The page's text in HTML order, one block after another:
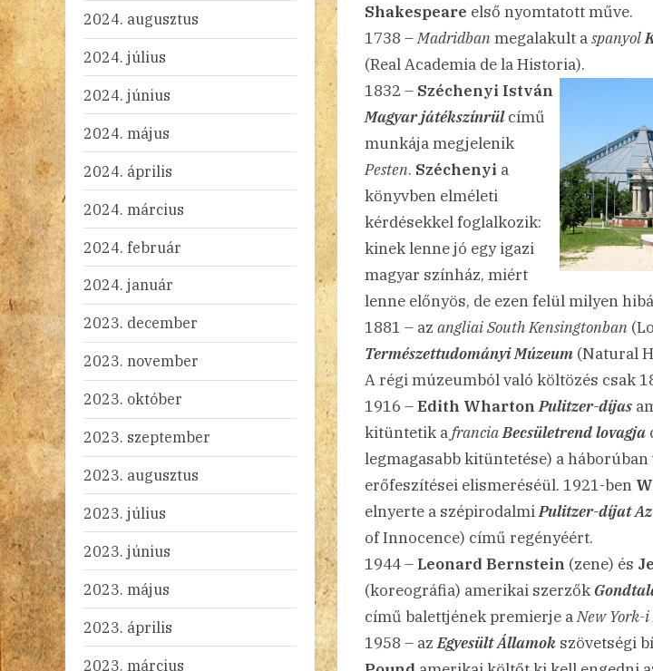
Shakespeare első nyomtatott műve.
1738 –Madridbanmegalakult aspanyol
(Real Academia de la Historia).
1832 – Széchenyi István
Magyar játékszínrülcímű
munkája megjelenik
Pesten. Széchenyi a
könyvben elméleti
kérdésekkel foglalkozik:
kinek lenne jó egy igazi
magyar színház, miért
lenne előnyös, de ezen felül milyen
1881 – az angliaiSouth Kensingtonban
Természettudományi Múzeum (Natural
A régi múzeumból való költözés csak
1916 –Edith Wharton Pulitzer-díjas
kitüntetik afranciaBecsületrend lovagja
legmagasabb kitüntetése) a háborúban
erőfeszítései elismeréséül. 1921-ben
elnyerte a szépirodalmiPulitzer-díjat
of Innocence) című regényéért.
1944 – Leonard Bernstein (zene) és
(koreográfia) amerikai szerzők
című balettjének premierje aNew York-i
1958 – azEgyesült Államok szövetségi
2024. augusztus
2024. július
2024. június
2024. május
2024. április
2024. március
2024. február
2024. január
2023. december
2023. november
2023. október
2023. szeptember
2023. augusztus
2023. július
2023. június
2023. május
2023. április
2023. március